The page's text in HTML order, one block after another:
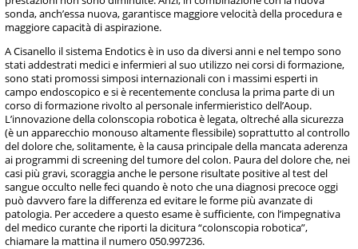
sonda, anch’essa nuova, garantisce maggiore velocità della procedura e
maggiore capacità di aspirazione.
A Cisanello il sistema Endotics è in uso da diversi anni e nel tempo sono
stati addestrati medici e infermieri al suo utilizzo nei corsi di formazione,
sono stati promossi simposi internazionali con i massimi esperti in
campo endoscopico e si è recentemente conclusa la prima parte di un
corso di formazione rivolto al personale infermieristico dell’Aoup.
L’innovazione della colonscopia robotica è legata, oltreché alla sicurezza
(è un apparecchio monouso altamente flessibile) soprattutto al controllo
del dolore che, solitamente, è la causa principale della mancata aderenza
ai programmi di screening del tumore del colon. Paura del dolore che, nei
casi più gravi, scoraggia anche le persone risultate positive al test del
sangue occulto nelle feci quando è noto che una diagnosi precoce oggi
può davvero fare la differenza ed evitare le forme più avanzate di
patologia. Per accedere a questo esame è sufficiente, con l’impegnativa
del medico curante che riporti la dicitura “colonscopia robotica”,
chiamare la mattina il numero 050.997236.